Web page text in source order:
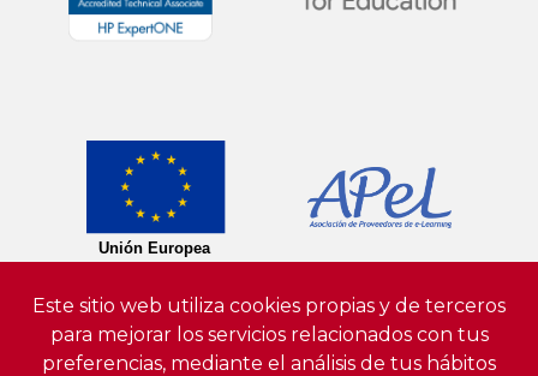
Este sitio web utiliza cookies propias y de terceros
para mejorar los servicios relacionados con tus
preferencias, mediante el análisis de tus hábitos